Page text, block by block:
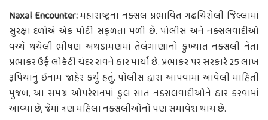
Naxal Encounter:મહારાષ્ટ્રના નક્સલ પ્રભાવિત ગઢચિરોલી જિલ્લામાં
સુરક્ષા દળોએ એક મોટી સફળતા મળી છે. પોલીસ અને નક્સલવાદીઓ
વચ્ચે થયેલી ભીષણ અથડામણમાં તેલંગાણાનો કુખ્યાત નક્સલી નેતા
પ્રભાકર ઉર્ફે લોકેટી ચંદર રાવને ઠાર માર્યો છે. પ્રભાકર પર સરકારે 25 લાખ
રૂપિયાનું ઈનામ જાહેર કર્યું હતું. પોલીસ દ્વારા આપવામાં આવેલી માહિતી
મુજબ, આ સમગ્ર ઓપરેશનમાં કુલ સાત નક્સલવાદીઓને ઠાર કરવામાં
આવ્યા છે, જેમાં ત્રણ મહિલા નક્સલીઓનો પણ સમાવેશ થાય છે.